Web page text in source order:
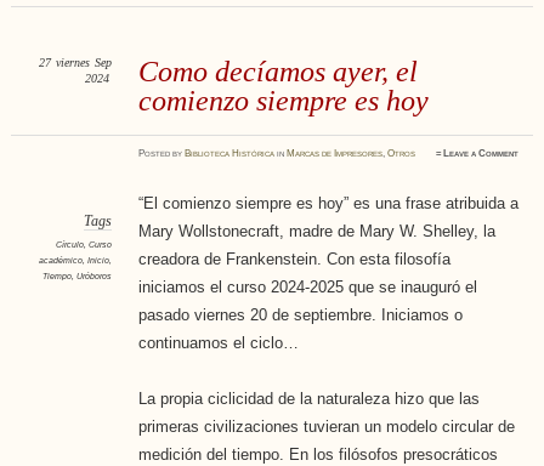
Como decíamos ayer, el
comienzo siempre es hoy
27 viernes Sep
2024
Postedby Biblioteca Histórica in Marcas de Impresores,Otros ≈ Leave a Comment
Tags
Círculo, Curso
académico, Inicio,
Tiempo, Uróboros
“El comienzo siempre es hoy” es una frase atribuida a
Mary Wollstonecraft, madre de Mary W. Shelley, la
creadora de Frankenstein. Con esta filosofía
iniciamos el curso 2024-2025 que se inauguró el
pasado viernes 20 de septiembre. Iniciamos o
continuamos el ciclo…
La propia ciclicidad de la naturaleza hizo que las
primeras civilizaciones tuvieran un modelo circular de
medición del tiempo. En los filósofos presocráticos